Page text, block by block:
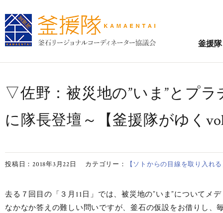
釜援
▽佐野：被災地の”いま”とプ
に隊長登壇～【釜援隊がゆく
投稿日：2018年3月22日 カテゴリー： 【ソトからの目線を取り入れ
去る７回目の「３月11日」では、被災地の”いま”についてメ
なかなか答えの難しい問いですが、釜石の仮設をお借りし、